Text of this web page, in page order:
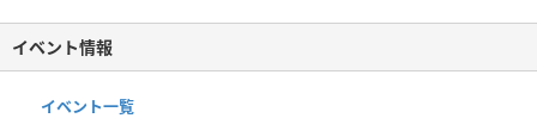
イベント情報
イベント一覧